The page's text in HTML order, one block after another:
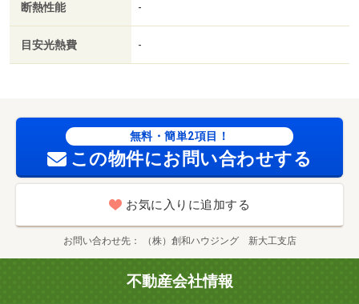
断熱性能 -
目安光熱費 -
無料・簡単2項目！
この物件にお問い合わせする
お気に入りに追加する
お問い合わせ先 （株）創和ハウジング 新大工支店
不動産会社情報